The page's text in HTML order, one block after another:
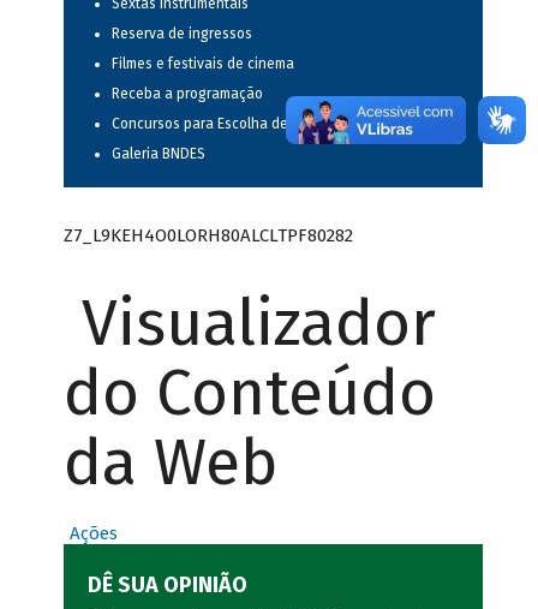
Sextas instrumentais
Reserva de ingressos
Filmes e festivais de cinema
Receba a programação
Concursos para Escolha de Espetáculos Musicais
Galeria BNDES
Z7_L9KEH4O0LORH80ALCLTPF80282
Visualizador
do Conteúdo
da Web
Ações
DÊ SUA OPINIÃO